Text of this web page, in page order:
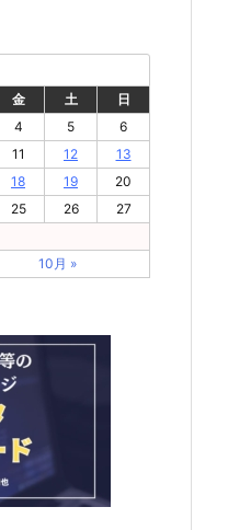
金 土
日
4 5
6
11 12
13
18 19
20
25 26
27
10月 »